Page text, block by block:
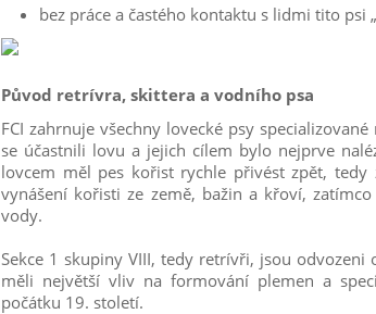
bez práce a častého kontaktu s lidmi tito psi
Původ retrívra, skittera a vodního psa
FCI zahrnuje všechny lovecké psy
se účastnili lovu a jejich cílem bylo nejprve
lovcem měl pes kořist rychle přivést zpět, tedy
vynášení kořisti ze země, bažin a křoví,
vody.
Sekce 1 skupiny VIII, tedy retrívři, jsou
měli největší vliv na formování plemen a
počátku 19. století.